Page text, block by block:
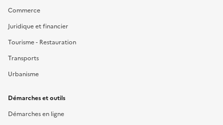
Commerce
Juridique et financier
Tourisme - Restauration
Transports
Urbanisme
Démarches et outils
Démarches en ligne